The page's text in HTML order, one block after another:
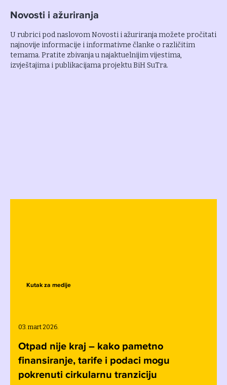
Novosti i ažuriranja
U rubrici pod naslovom Novosti i ažuriranja možete pročitati
najnovije informacije i informativne članke o različitim
temama. Pratite zbivanja u najaktuelnijim vijestima,
izvještajima i publikacijama projektu BiH SuTra.
Kutak za medije
03. mart 2026.
Otpad nije kraj – kako pametno
finansiranje, tarife i podaci mogu
pokrenuti cirkularnu tranziciju